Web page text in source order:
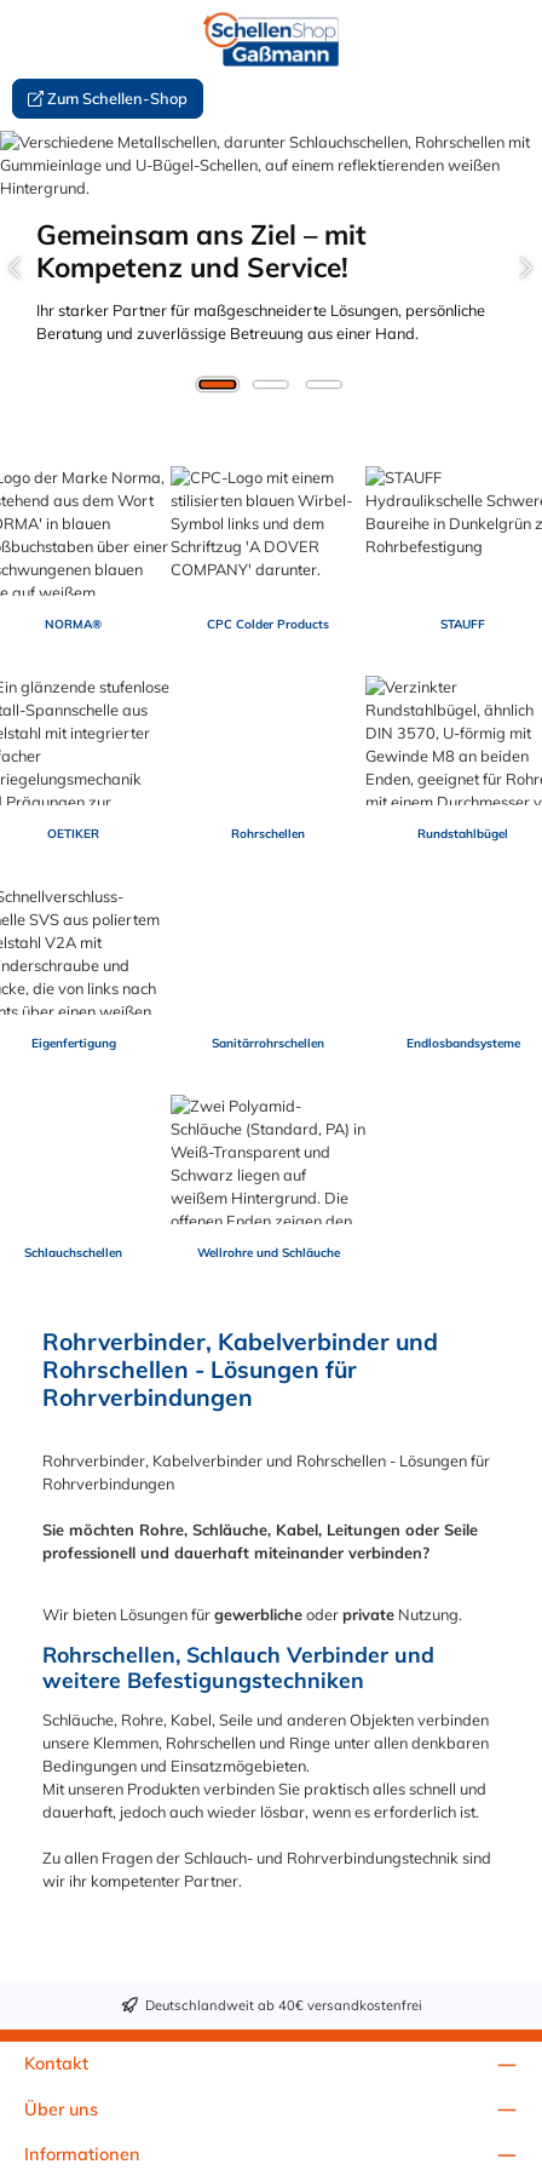
Zum Schellen-Shop
Slider überspringen
Gemeinsam ans Ziel – mit
Kompetenz und Service!
Ihr starker Partner für maßgeschneiderte Lösungen, persönliche
Beratung und zuverlässige Betreuung aus einer Hand.
NORMA® CPC Colder Products STAUFF
OETIKER Rohrschellen Rundstahlbügel
Eigenfertigung Sanitärrohrschellen Endlosbandsysteme
Schlauchschellen Wellrohre und Schläuche
Rohrverbinder, Kabelverbinder und
Rohrschellen - Lösungen für
Rohrverbindungen
Rohrverbinder, Kabelverbinder und Rohrschellen - Lösungen für
Rohrverbindungen
Sie möchten Rohre, Schläuche, Kabel, Leitungen oder Seile
professionell und dauerhaft miteinander verbinden?
Wir bieten Lösungen fürgewerblicheoderprivate Nutzung.
Rohrschellen, Schlauch Verbinder und
weitere Befestigungstechniken
Schläuche, Rohre, Kabel, Seile und anderen Objekten verbinden
unsere Klemmen, Rohrschellen und Ringe unter allen denkbaren
Bedingungen und Einsatzmögebieten.
Mit unseren Produkten verbinden Sie praktisch alles schnell und
dauerhaft, jedoch auch wieder lösbar, wenn es erforderlich ist.
Zu allen Fragen der Schlauch- und Rohrverbindungstechnik sind
wir ihr kompetenter Partner.
Deutschlandweit ab 40€ versandkostenfrei
Über uns
Kontakt
Informationen